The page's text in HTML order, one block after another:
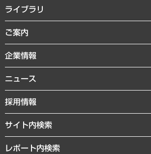
経営戦略
組織・人事戦略
デジタルイノベーション
共生・ダイバーシティ
GRC（ガバナンス・リスク・コンプライアンス）・防
経済・産業・雇用・労働
まちづくり・観光・交通・スポーツ・スマートシティ
ライブラリ
経済調査
レポート
コラム
経営用語集
受託・受注実績（官公庁関連）
メディア掲載・出演
ご案内
セミナー・イベント情報
MUFGビジネスセミナー
受託案件情報
企業情報
私たちの想い
社長メッセージ
会社概要
沿革
ニュース
ニュースリリース
お知らせ
採用情報
サイト内検索
レポート内検索